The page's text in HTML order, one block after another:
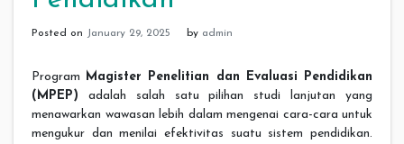
Posted on January 29, 2025 by admin
Program
Magister Penelitian dan Evaluasi Pendidikan
(MPEP) adalah salah satu pilihan studi lanjutan yang
menawarkan wawasan lebih dalam mengenai cara-cara untuk
mengukur dan menilai efektivitas suatu sistem pendidikan.